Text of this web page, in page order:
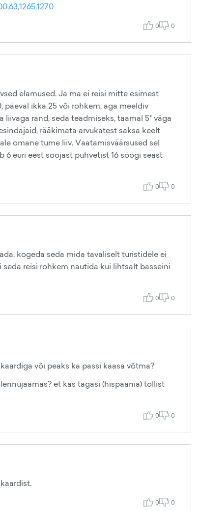
0 0
elamused. Ja ma ei reisi mitte esimest
päeval ikka 25 või rohkem, aga meeldiv
rand, seda teadmiseks, taamal 5* väga
rääkimata arvukatest saksa keelt
omane tume liiv. Vaatamisväärsused sel
6 euri eest soojast puhvetist 16 söögi seast
0 0
kogeda seda mida tavaliselt turistidele ei
reisi rohkem nautida kui lihtsalt basseini
0 0
või peaks ka passi kaasa võtma?
et kas tagasi (hispaania) tollist
0 0
0 0